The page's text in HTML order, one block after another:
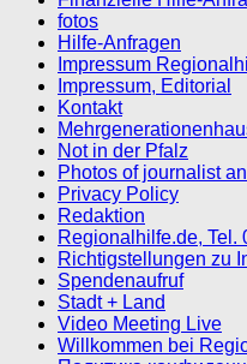
fotos
Hilfe-Anfragen
Impressum
Impressum, Editorial
Kontakt
Not in der Pfalz
Photos of journalist
Privacy Policy
Redaktion
Regionalhilfe.de, Tel.
Richtigstellungen zu
Spendenaufruf
Stadt + Land
Video Meeting Live
Willkommen bei